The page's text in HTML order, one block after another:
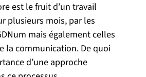
est le fruit d’un travail
plusieurs mois, par les
mais également celles
la communication. De quoi
d’une approche